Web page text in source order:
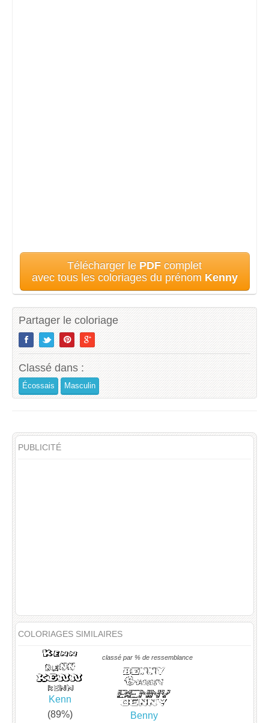
Télécharger le PDF complet
avec tous les coloriages du prénom Kenny
Partager le coloriage
Classé dans :
Écossais Masculin
PUBLICITÉ
COLORIAGES SIMILAIRES
classé par % de ressemblance
Kenn
(89%)
Benny